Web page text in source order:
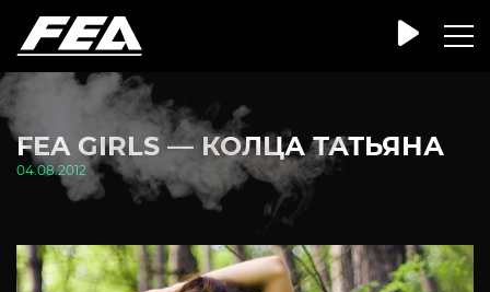
FEA GIRLS — КОЛЦА ТАТЬЯНА
04.08.2012